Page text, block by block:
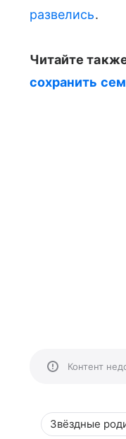
развелись.
Читайте
сохранить
Контент
Звёздные